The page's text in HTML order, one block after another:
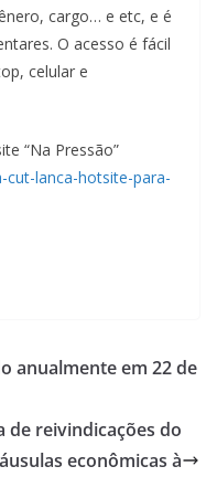
cargo… e etc, e é
O acesso é fácil
celular e
“Na Pressão”
lanca-hotsite-para-
anualmente em 22 de
de reivindicações do
econômicas à